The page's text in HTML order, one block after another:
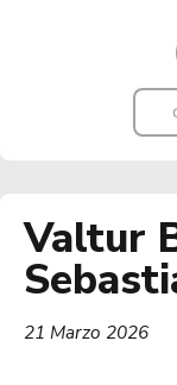
Valtur
21 Marzo 2026